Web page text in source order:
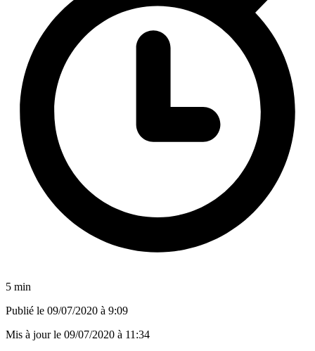
5 min
Publié le 09/07/2020 à 9:09
Mis à jour le 09/07/2020 à 11:34